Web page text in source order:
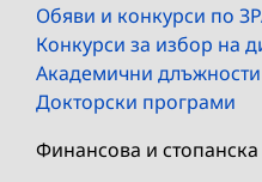
Обяви и конкурси по
Конкурси за избор на
Академични
Докторски програми
Финансова и